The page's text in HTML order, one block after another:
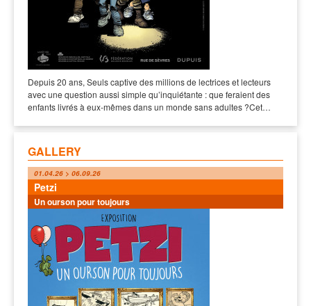
Depuis 20 ans, Seuls captive des millions de lectrices et lecteurs
avec une question aussi simple qu’inquiétante : que feraient des
enfants livrés à eux-mêmes dans un monde sans adultes ?Cet…
GALLERY
01.04.26 > 06.09.26
Petzi
Un ourson pour toujours